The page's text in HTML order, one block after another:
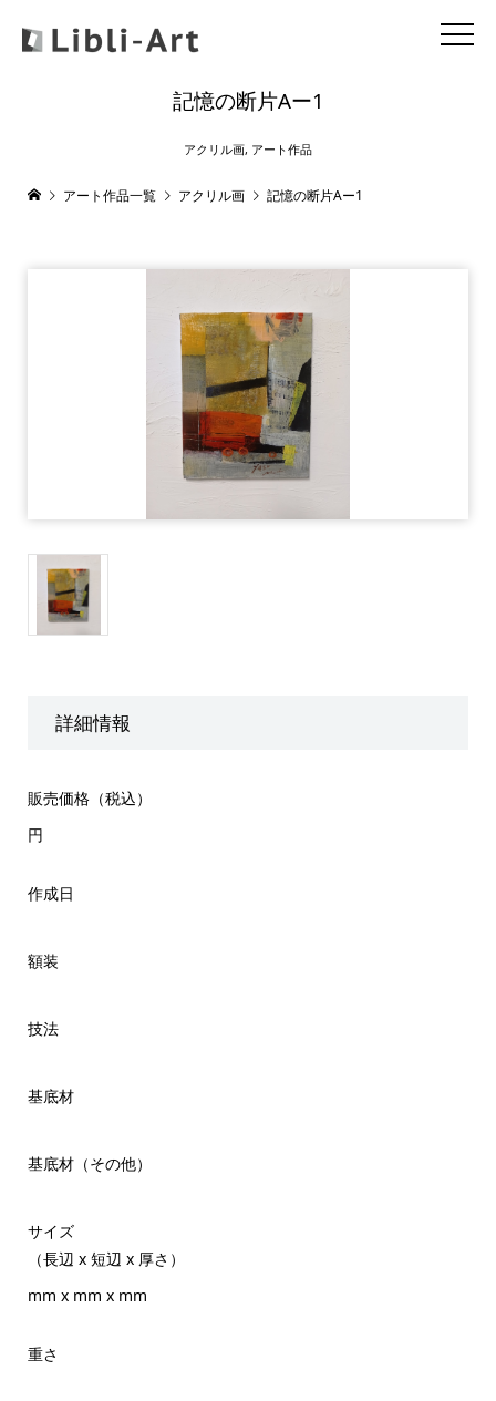
記憶の断片Aー1
アクリル画, アート作品
アート作品一覧 アクリル画 記憶の断片Aー1
詳細情報
販売価格（税込）
円
作成日
額装
技法
基底材
基底材（その他）
サイズ
（長辺 x 短辺 x 厚さ）
mm x mm x mm
重さ